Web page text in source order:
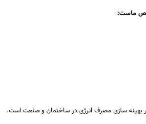
ماست:
بهینه سازی مصرف انرژی در ساختمان و صنعت است.